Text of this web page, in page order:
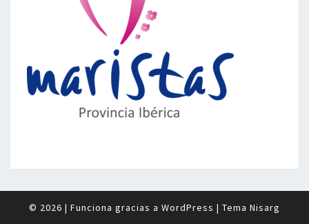
© 2026 | Funciona gracias a WordPress | Tema Nisarg